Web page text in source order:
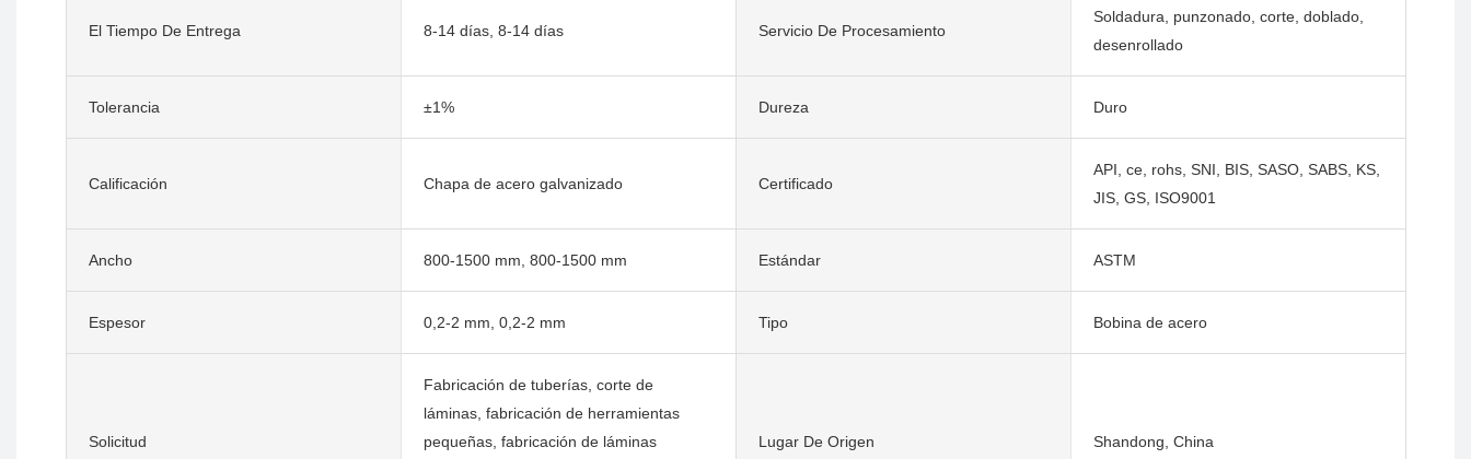
El Tiempo De Entrega 8-14 días, 8-14 días Servicio De Procesamiento
Soldadura, punzonado, corte, doblado,
desenrollado
Tolerancia ±1% Dureza Duro
Calificación Chapa de acero galvanizado Certificado
API, ce, rohs, SNI, BIS, SASO, SABS, KS,
JIS, GS, ISO9001
Ancho 800-1500 mm, 800-1500 mm Estándar ASTM
Espesor 0,2-2 mm, 0,2-2 mm Tipo Bobina de acero
Solicitud
Fabricación de tuberías, corte de
láminas, fabricación de herramientas
pequeñas, fabricación de láminas
Lugar De Origen Shandong, China